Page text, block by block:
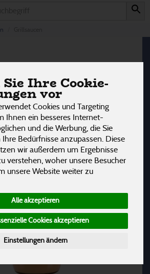
Ihre Cookie-
vor
Cookies und Targeting
Ihnen ein besseres Internet-
und die Werbung, die Sie
Ihre Bedürfnisse anzupassen. Diese
wir außerdem um Ergebnisse
verstehen, woher unsere Besucher
unsere Website weiter zu
Alle akzeptieren
Cookies akzeptieren
Einstellungen ändern